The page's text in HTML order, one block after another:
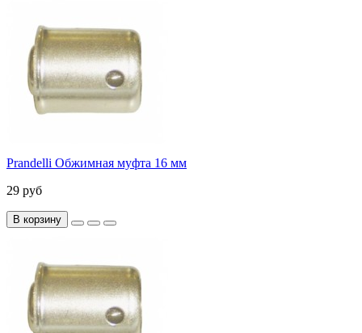
Prandelli Обжимная муфта 16 мм
29 руб
В корзину